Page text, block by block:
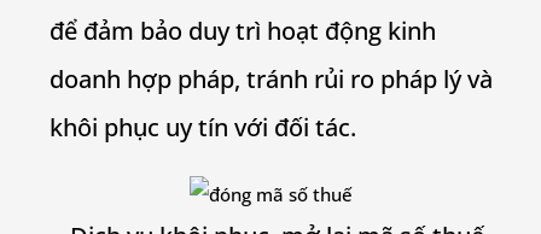
để đảm bảo duy trì hoạt động kinh
doanh hợp pháp, tránh rủi ro pháp lý và
khôi phục uy tín với đối tác.